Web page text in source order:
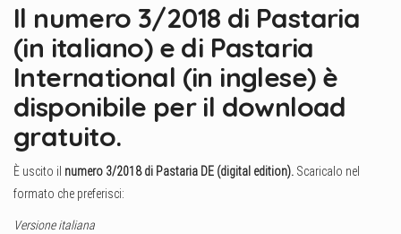
Il numero 3/2018 di Pastaria
(in italiano) e di Pastaria
International (in inglese) è
disponibile per il download
gratuito.
È uscito il numero 3/2018 di Pastaria DE (digital edition). Scaricalo nel
formato che preferisci:
Versione italiana